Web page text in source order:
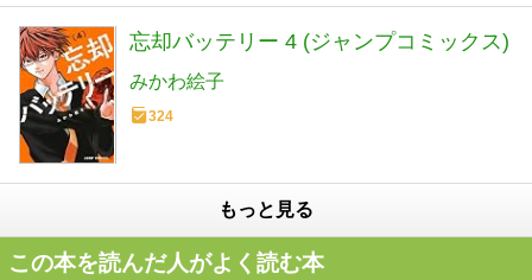
忘却バッテリー 4 (ジャンプコミックス)
みかわ絵子
324
もっと見る
この本を読んだ人がよく読む本